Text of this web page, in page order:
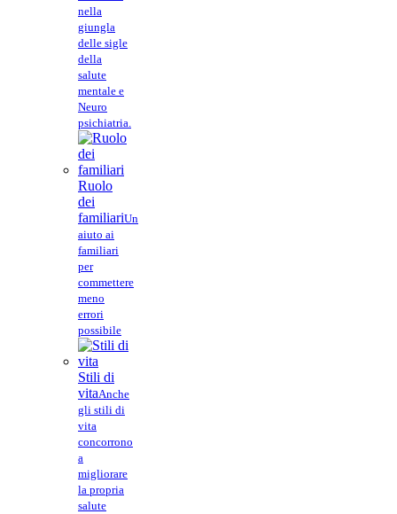
nella
giungla
delle sigle
della
salute
mentale e
Neuro
psichiatria.
Ruolo
dei
familiariUn
aiuto ai
familiari
per
commettere
meno
errori
possibile
Stili di
vitaAnche
gli stili di
vita
concorrono
a
migliorare
la propria
salute